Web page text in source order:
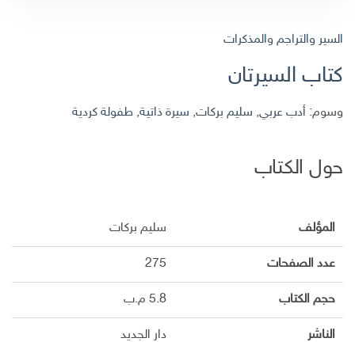
السير والتراجم والمذكرات
كتاب السيرتان
وسوم: أدب عربي, سليم بركات, سيرة ذاتية, طفولة كردية
حول الكتاب
المؤلف سليم بركات
عدد الصفحات 275
حجم الكتاب 5.8 م.ب
الناشر دار الجديد